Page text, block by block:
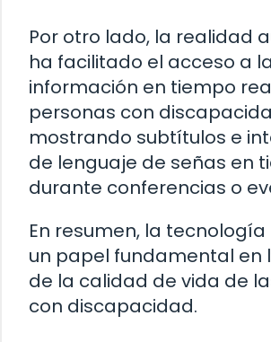
Por otro lado, la realidad
ha facilitado el acceso a la
información en tiempo
personas con
mostrando subtítulos e
de lenguaje de señas en
durante conferencias o
En resumen, la
un papel fundamental en
de la calidad de vida de
con discapacidad.